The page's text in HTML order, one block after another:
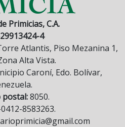
Primicias, C.A.
29913424-4
Atlantis, Piso Mezanina 1,
Alta Vista.
Caroní, Edo. Bolívar,
postal:8050.
8583263.